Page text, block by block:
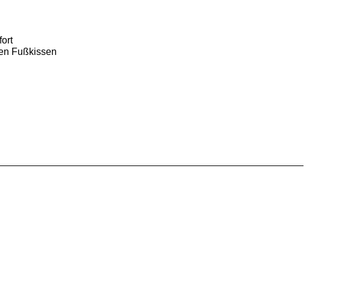
Fußkissen